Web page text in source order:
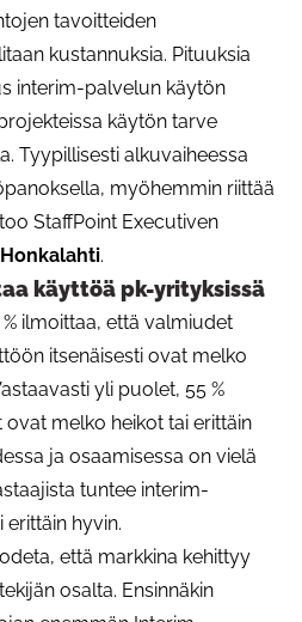
tavoitteiden
kustannuksia. Pituuksia
interim-palvelun käytön
käytön tarve
Tyypillisesti alkuvaiheessa
myöhemmin riittää
StaffPoint Executiven
Honkalahti.
käyttöä pk-yrityksissä
ilmoittaa, että valmiudet
itsenäisesti ovat melko
yli puolet, 55 %
melko heikot tai erittäin
ja osaamisessa on vielä
tuntee interim-
hyvin.
että markkina kehittyy
osalta. Ensinnäkin